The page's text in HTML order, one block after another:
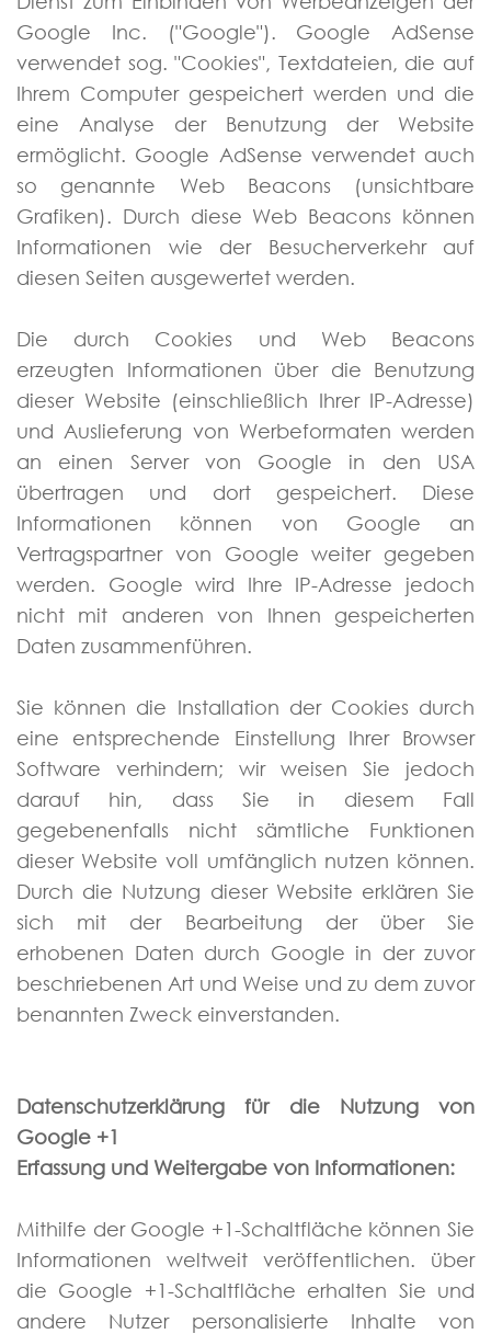
Google Inc. ("Google"). Google AdSense
verwendet sog. "Cookies", Textdateien, die auf
Ihrem Computer gespeichert werden und die
eine Analyse der Benutzung der Website
ermöglicht. Google AdSense verwendet auch
so genannte Web Beacons (unsichtbare
Grafiken). Durch diese Web Beacons können
Informationen wie der Besucherverkehr auf
diesen Seiten ausgewertet werden.
Die durch Cookies und Web Beacons
erzeugten Informationen über die Benutzung
dieser Website (einschließlich Ihrer IP-Adresse)
und Auslieferung von Werbeformaten werden
an einen Server von Google in den USA
übertragen und dort gespeichert. Diese
Informationen können von Google an
Vertragspartner von Google weiter gegeben
werden. Google wird Ihre IP-Adresse jedoch
nicht mit anderen von Ihnen gespeicherten
Daten zusammenführen.
Sie können die Installation der Cookies durch
eine entsprechende Einstellung Ihrer Browser
Software verhindern; wir weisen Sie jedoch
darauf hin, dass Sie in diesem Fall
gegebenenfalls nicht sämtliche Funktionen
dieser Website voll umfänglich nutzen können.
Durch die Nutzung dieser Website erklären Sie
sich mit der Bearbeitung der über Sie
erhobenen Daten durch Google in der zuvor
beschriebenen Art und Weise und zu dem zuvor
benannten Zweck einverstanden.
Datenschutzerklärung für die Nutzung von
Google +1
Erfassung und Weitergabe von Informationen:
Mithilfe der Google +1-Schaltfläche können Sie
Informationen weltweit veröffentlichen. über
die Google +1-Schaltfläche erhalten Sie und
andere Nutzer personalisierte Inhalte von